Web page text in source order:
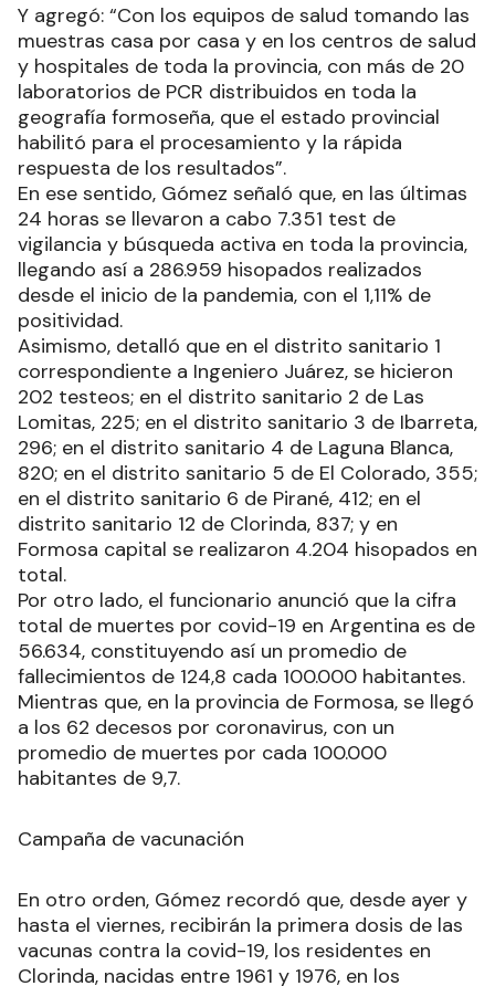
Y agregó: “Con los equipos de salud tomando las
muestras casa por casa y en los centros de salud
y hospitales de toda la provincia, con más de 20
laboratorios de PCR distribuidos en toda la
geografía formoseña, que el estado provincial
habilitó para el procesamiento y la rápida
respuesta de los resultados”.
En ese sentido, Gómez señaló que, en las últimas
24 horas se llevaron a cabo 7.351 test de
vigilancia y búsqueda activa en toda la provincia,
llegando así a 286.959 hisopados realizados
desde el inicio de la pandemia, con el 1,11% de
positividad.
Asimismo, detalló que en el distrito sanitario 1
correspondiente a Ingeniero Juárez, se hicieron
202 testeos; en el distrito sanitario 2 de Las
Lomitas, 225; en el distrito sanitario 3 de Ibarreta,
296; en el distrito sanitario 4 de Laguna Blanca,
820; en el distrito sanitario 5 de El Colorado, 355;
en el distrito sanitario 6 de Pirané, 412; en el
distrito sanitario 12 de Clorinda, 837; y en
Formosa capital se realizaron 4.204 hisopados en
total.
Por otro lado, el funcionario anunció que la cifra
total de muertes por covid-19 en Argentina es de
56.634, constituyendo así un promedio de
fallecimientos de 124,8 cada 100.000 habitantes.
Mientras que, en la provincia de Formosa, se llegó
a los 62 decesos por coronavirus, con un
promedio de muertes por cada 100.000
habitantes de 9,7.
Campaña de vacunación
En otro orden, Gómez recordó que, desde ayer y
hasta el viernes, recibirán la primera dosis de las
vacunas contra la covid-19, los residentes en
Clorinda, nacidas entre 1961 y 1976, en los